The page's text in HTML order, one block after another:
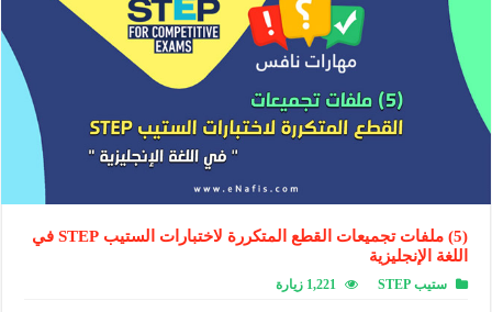
(5) ملفات تجميعات القطع المتكررة لاختبارات الستيب STEP في
اللغة الإنجليزية
ستيب STEP 1,221 زيارة